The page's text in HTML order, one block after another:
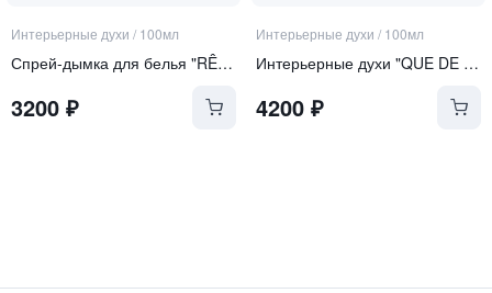
Интерьерные духи / 100мл
Спрей-дымка для белья "RÊVE D'ANGES" | "МЕЧТА АНГЕЛА"
3200 ₽
Интерьерные духи / 100мл
Интерьерные духи "QUE DE L'AMOUR" | "ТОЛЬКО ЛЮБОВЬ"
4200₽